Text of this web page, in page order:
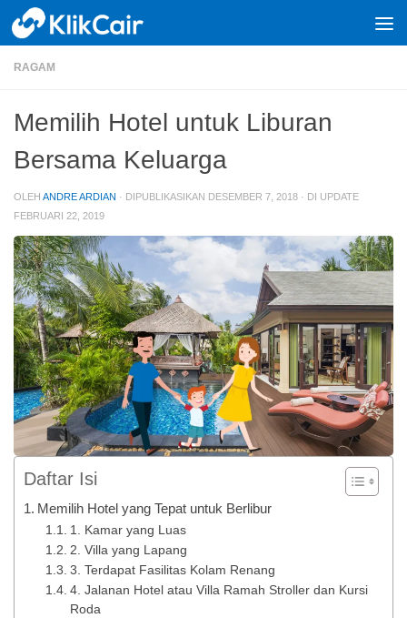
Skip to content
RAGAM
Memilih Hotel untuk Liburan
Bersama Keluarga
OLEH ANDRE ARDIAN · DIPUBLIKASIKAN DESEMBER 7, 2018 · DI UPDATE
FEBRUARI 22, 2019
Daftar Isi
Memilih Hotel yang Tepat untuk Berlibur
1. Kamar yang Luas
2. Villa yang Lapang
3. Terdapat Fasilitas Kolam Renang
4. Jalanan Hotel atau Villa Ramah Stroller dan Kursi
Roda